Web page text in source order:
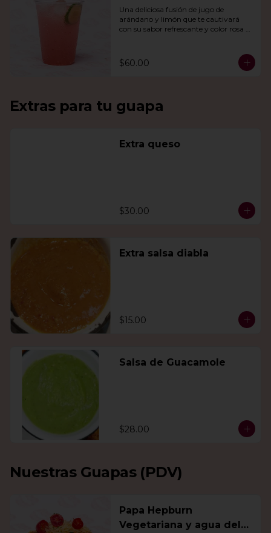
Una deliciosa fusión de jugo de
arándano y limón que te cautivará
con su sabor refrescante y color rosa
$60.00
Extras para tu guapa
Extra queso
$30.00
Extra salsa diabla
$15.00
Salsa de Guacamole
$28.00
Nuestras Guapas (PDV)
Papa Hepburn
Vegetariana y agua del